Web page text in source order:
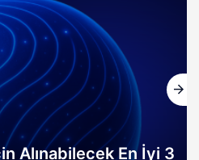
Alınabilecek En İyi 3